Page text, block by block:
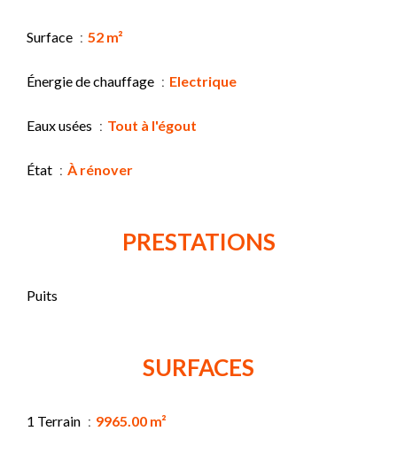
Surface 52 m²
Énergie de chauffage Electrique
Eaux usées Tout à l'égout
État À rénover
PRESTATIONS
Puits
SURFACES
1 Terrain 9965.00 m²